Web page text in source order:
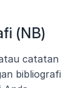
(NB)
catatan
bibliografi